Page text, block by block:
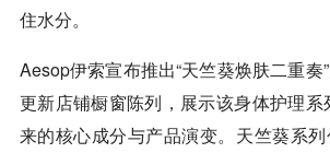
住水分。
Aesop伊索宣布推出“天竺葵焕肤二重奏
更新店铺橱窗陈列，展示该身体护理系
来的核心成分与产品演变。天竺葵系